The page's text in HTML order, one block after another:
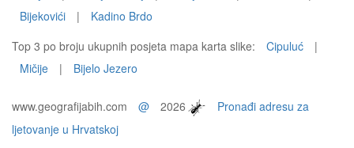
Bijekovići
|
Kadino Brdo
Top 3 po broju ukupnih posjeta mapa karta slike:
Cipuluć
|
Mičije
| Bijelo Jezero
www.geografijabih.com @ 2026
Pronađi adresu za
ljetovanje u Hrvatskoj